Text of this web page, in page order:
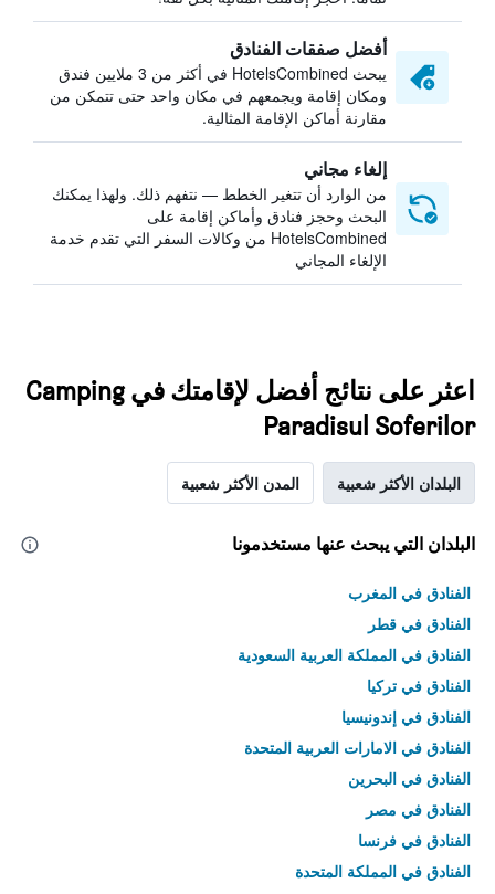
أفضل صفقات الفنادق
يبحث HotelsCombined في أكثر من 3 ملايين فندق
ومكان إقامة ويجمعهم في مكان واحد حتى تتمكن من
مقارنة أماكن الإقامة المثالية.
إلغاء مجاني
من الوارد أن تتغير الخطط — نتفهم ذلك. ولهذا يمكنك
البحث وحجز فنادق وأماكن إقامة على
HotelsCombined من وكالات السفر التي تقدم خدمة
الإلغاء المجاني
اعثر على نتائج أفضل لإقامتك في Camping
Paradisul Soferilor
البلدان الأكثر شعبية المدن الأكثر شعبية
البلدان التي يبحث عنها مستخدمونا
الفنادق في المغرب
الفنادق في قطر
الفنادق في المملكة العربية السعودية
الفنادق في تركيا
الفنادق في إندونيسيا
الفنادق في الامارات العربية المتحدة
الفنادق في البحرين
الفنادق في مصر
الفنادق في فرنسا
الفنادق في المملكة المتحدة